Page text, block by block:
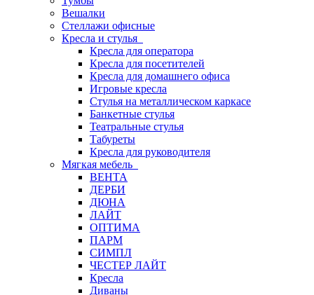
Вешалки
Стеллажи офисные
Кресла и стулья
Кресла для оператора
Кресла для посетителей
Кресла для домашнего офиса
Игровые кресла
Стулья на металлическом каркасе
Банкетные стулья
Театральные стулья
Табуреты
Кресла для руководителя
Мягкая мебель
ВЕНТА
ДЕРБИ
ДЮНА
ЛАЙТ
ОПТИМА
ПАРМ
СИМПЛ
ЧЕСТЕР ЛАЙТ
Кресла
Диваны